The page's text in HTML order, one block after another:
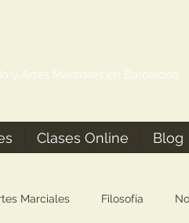
y Artes Marciales en Barcelona
Clases Online Blog
Marciales Filosofía